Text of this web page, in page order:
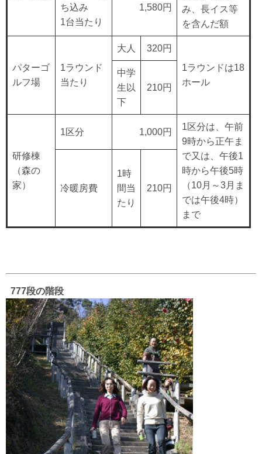
み、長イス等
を含んだ額
ち込み
1台当たり
1,580円
パターゴ
ルフ場
1ラウンド
当たり
大人
320円
1ラウンドは18
ホール
中学
生以
下
210円
研修棟
（森の
家）
1区分 1,000円
1区分は、午前
9時から正午ま
で又は、午後1
時から午後5時
（10月～3月ま
では午後4時）
まで
冷暖房費
1時
間当
たり
210円
777段の階段